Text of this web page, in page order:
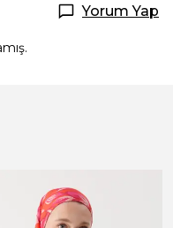
Yorum Yap